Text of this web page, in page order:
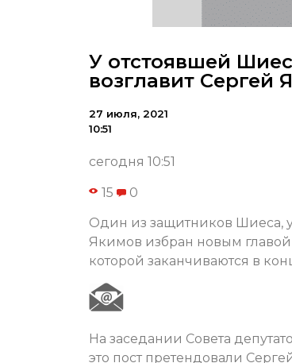
У отстоявшей
возглавит Сергей
27 июля, 2021
10:51
сегодня 10:51
15 0
Один из защитников Шиеса,
Якимов избран новым
которой заканчиваются в
На заседании Совета
это пост претендовали